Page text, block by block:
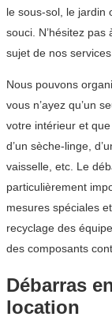
le sous-sol, le jardin
souci. N’hésitez
sujet de nos
Nous pouvons
vous n’ayez qu’un
votre intérieur et
d’un sèche-linge,
vaisselle, etc. Le
particulièrement
mesures spéciales
recyclage des
des composants
Débarras
location